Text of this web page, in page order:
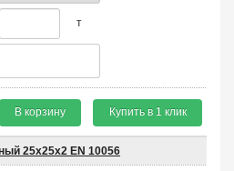
т
В корзину Купить в 1 клик
25х25х2 EN 10056